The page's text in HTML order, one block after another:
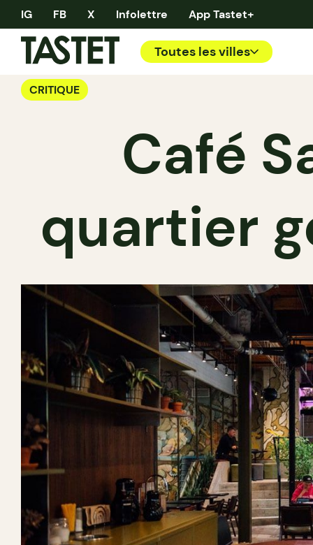
IG FB X Infolettre App Tastet+
Toutes les villes
CRITIQUE
Café
quartier